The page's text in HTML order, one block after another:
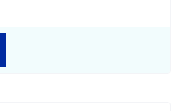
Jokela
mukaan: Ympäristö